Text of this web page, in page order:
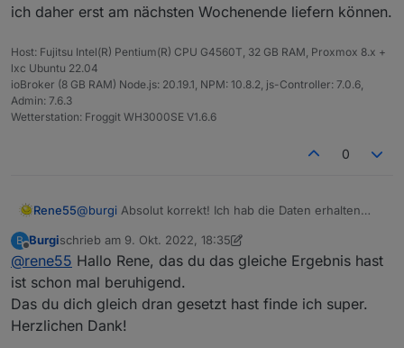
ich daher erst am nächsten Wochenende liefern können.
Host: Fujitsu Intel(R) Pentium(R) CPU G4560T, 32 GB RAM, Proxmox 8.x +
lxc Ubuntu 22.04
ioBroker (8 GB RAM) Node.js: 20.19.1, NPM: 10.8.2, js-Controller: 7.0.6,
Admin: 7.6.3
Wetterstation: Froggit WH3000SE V1.6.6
0
Rene55@burgi Absolut korrekt! Ich hab die Daten erhalten
leider in dieser Woche unterwegs, so dass ich nicht
am Entwicklungsrechner arbeiten kann. Erkenntnisse
werde ich daher erst am nächsten Wochenende
liefern können.
B
Offline
Burgischrieb am 9. Okt. 2022, 18:35
zuletzt editiert von Burgi 10. Sept. 2022, 20:42
@rene55 Hallo Rene, das du das gleiche Ergebnis hast
ist schon mal beruhigend.
Das du dich gleich dran gesetzt hast finde ich super.
Herzlichen Dank!